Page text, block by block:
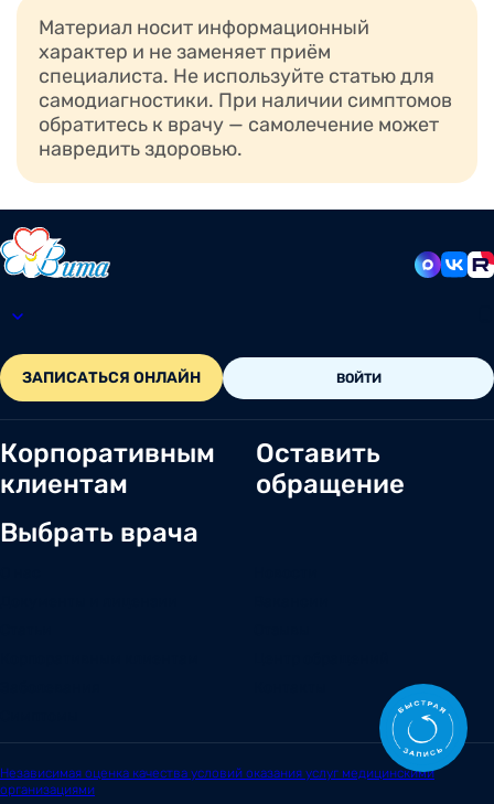
Материал носит информационный
характер и не заменяет приём
специалиста. Не используйте статью для
самодиагностики. При наличии симптомов
обратитесь к врачу — самолечение может
навредить здоровью.
ЗАПИСАТЬСЯ ОНЛАЙН ВОЙТИ
Корпоративным
клиентам
Выбрать врача
Оставить
обращение
Независимая оценка качества условий оказания услуг медицинскими
организациями